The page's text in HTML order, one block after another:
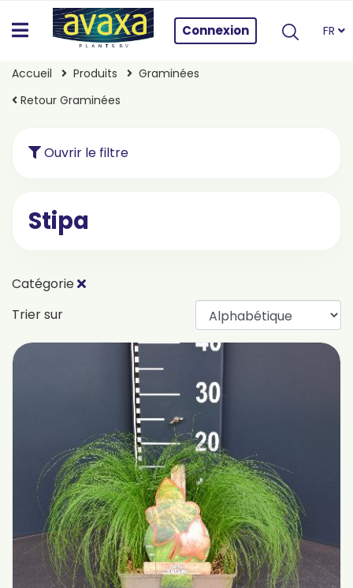
Connexion FR
Accueil Produits
Graminées
Retour Graminées
Ouvrir le filtre
Stipa
Catégorie
Trier sur